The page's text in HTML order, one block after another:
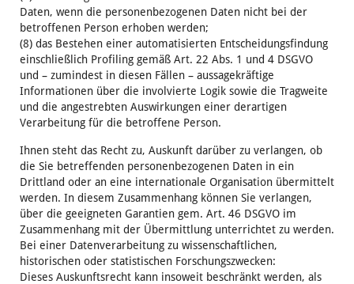
Daten, wenn die personenbezogenen Daten nicht bei der
betroffenen Person erhoben werden;
(8) das Bestehen einer automatisierten Entscheidungsfindung
einschließlich Profiling gemäß Art. 22 Abs. 1 und 4 DSGVO
und – zumindest in diesen Fällen – aussagekräftige
Informationen über die involvierte Logik sowie die Tragweite
und die angestrebten Auswirkungen einer derartigen
Verarbeitung für die betroffene Person.
Ihnen steht das Recht zu, Auskunft darüber zu verlangen, ob
die Sie betreffenden personenbezogenen Daten in ein
Drittland oder an eine internationale Organisation übermittelt
werden. In diesem Zusammenhang können Sie verlangen,
über die geeigneten Garantien gem. Art. 46 DSGVO im
Zusammenhang mit der Übermittlung unterrichtet zu werden.
Bei einer Datenverarbeitung zu wissenschaftlichen,
historischen oder statistischen Forschungszwecken:
Dieses Auskunftsrecht kann insoweit beschränkt werden, als